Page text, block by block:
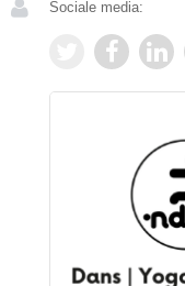
Sociale media: